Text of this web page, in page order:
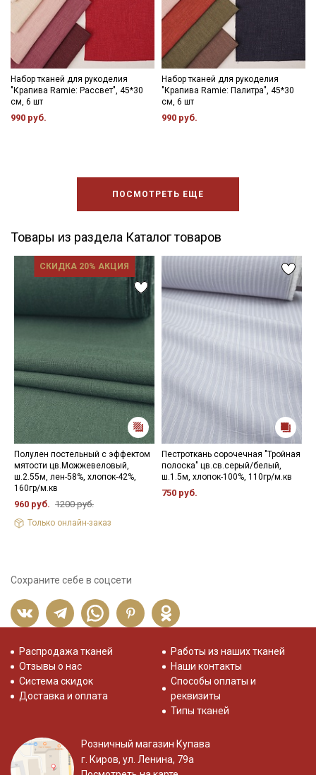
Набор тканей для рукоделия
"Крапива Ramie: Рассвет", 45*30
см, 6 шт
990 руб.
Набор тканей для рукоделия
"Крапива Ramie: Палитра", 45*30
см, 6 шт
990 руб.
ПОСМОТРЕТЬ ЕЩЕ
Товары из раздела Каталог товаров
СКИДКА 20% АКЦИЯ
Полулен постельный с эффектом
мятости цв.Можжевеловый,
ш.2.55м, лен-58%, хлопок-42%,
160гр/м.кв
960 руб. 1200 руб.
Только онлайн-заказ
Пестроткань сорочечная "Тройная
полоска" цв.св.серый/белый,
ш.1.5м, хлопок-100%, 110гр/м.кв
750 руб.
Сохраните себе в соцсети
Распродажа тканей
Отзывы о нас
Система скидок
Доставка и оплата
Работы из наших тканей
Наши контакты
Способы оплаты и
реквизиты
Типы тканей
Розничный магазин Купава
г. Киров, ул. Ленина, 79а